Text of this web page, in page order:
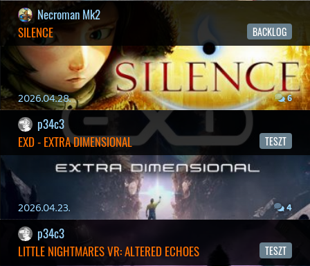
19 éve videójáték minden nap! Copyright 365 Media Kft
Impresszum | Hirdetési ajánlatunk |
Felhasználási feltételek | Adatvédelmi elveink |
Sütik
Hírek | Cikkek | Podcastok Blogok |
Offtopic Fórum
Podcast RSS |
Instagram
Youtube | Facebook |
Twitter | Patreon